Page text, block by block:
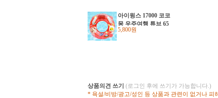
아이윙스 17000 코코
몽 우주여행 튜브 65
아동용 손잡이원형튜
5,800원
상품의견 쓰기 (로그인 후에 쓰기가 가능합니다.)
* 욕설/비방/광고/성인 등 상품과 관련이 없거나